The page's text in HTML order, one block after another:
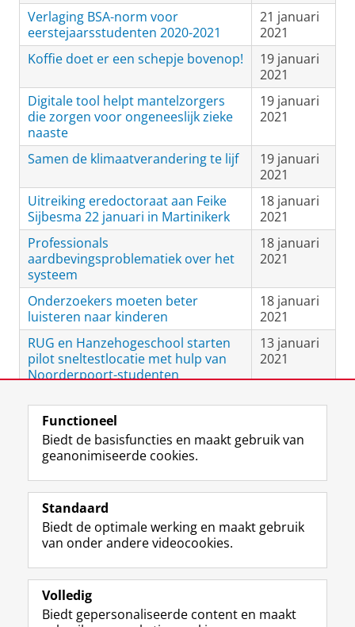
Verlaging BSA-norm voor
eerstejaarsstudenten 2020-2021
21 januari
2021
Koffie doet er een schepje bovenop!
19 januari
2021
Digitale tool helpt mantelzorgers
die zorgen voor ongeneeslijk zieke
naaste
19 januari
2021
Samen de klimaatverandering te lijf
19 januari
2021
Uitreiking eredoctoraat aan Feike
Sijbesma 22 januari in Martinikerk
18 januari
2021
Professionals
aardbevingsproblematiek over het
systeem
18 januari
2021
Onderzoekers moeten beter
luisteren naar kinderen
18 januari
2021
RUG en Hanzehogeschool starten
pilot sneltestlocatie met hulp van
Noorderpoort-studenten
13 januari
2021
View this page in:English
Volg de RUG
F
a
e
b
o
p
L
i
k
e
I
-
R
S
-
f
e
R
I
n
t
r
m
Y
o
T
e
k
Studiekiezers
Alumni
Over ons
Functioneel
Biedt de basisfuncties en maakt gebruik van
geanonimiseerde cookies.
Standaard
Biedt de optimale werking en maakt gebruik
van onder andere videocookies.
Volledig
Biedt gepersonaliseerde content en maakt